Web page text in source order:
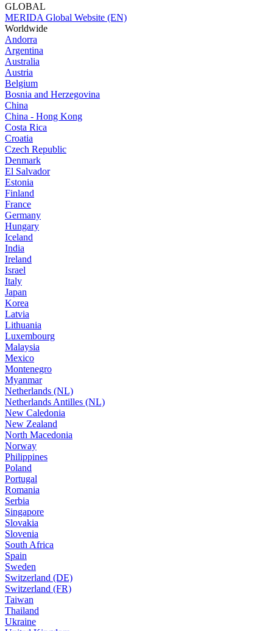
GLOBAL
MERIDA Global Website (EN)
Worldwide
Andorra
Argentina
Australia
Austria
Belgium
Bosnia and Herzegovina
China
China - Hong Kong
Costa Rica
Croatia
Czech Republic
Denmark
El Salvador
Estonia
Finland
France
Germany
Hungary
Iceland
India
Ireland
Israel
Italy
Japan
Korea
Latvia
Lithuania
Luxembourg
Malaysia
Mexico
Montenegro
Myanmar
Netherlands (NL)
Netherlands Antilles (NL)
New Caledonia
New Zealand
North Macedonia
Norway
Philippines
Poland
Portugal
Romania
Serbia
Singapore
Slovakia
Slovenia
South Africa
Spain
Sweden
Switzerland (DE)
Switzerland (FR)
Taiwan
Thailand
Ukraine